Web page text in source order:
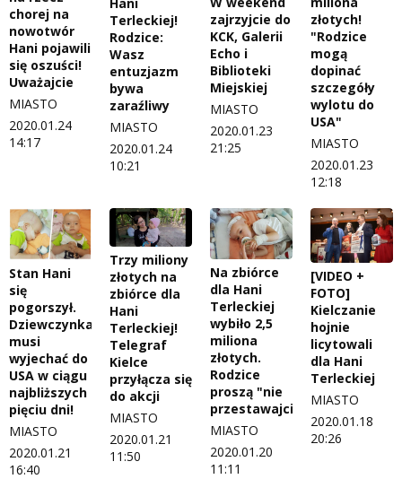
chorej na
nowotwór
Hani pojawili
się oszuści!
Uważajcie
MIASTO
2020.01.24
14:17
Terleckiej!
Rodzice:
Wasz
entuzjazm
bywa
zaraźliwy
MIASTO
2020.01.24
10:21
zajrzyjcie do
KCK, Galerii
Echo i
Biblioteki
Miejskiej
MIASTO
2020.01.23
21:25
złotych!
"Rodzice
mogą
dopinać
szczegóły
wylotu do
USA"
MIASTO
2020.01.23
12:18
Stan Hani
się
pogorszył.
Dziewczynka
musi
wyjechać do
USA w ciągu
najbliższych
pięciu dni!
MIASTO
2020.01.21
16:40
Trzy miliony
złotych na
zbiórce dla
Hani
Terleckiej!
Telegraf
Kielce
przyłącza się
do akcji
MIASTO
2020.01.21
11:50
Na zbiórce
dla Hani
Terleckiej
wybiło 2,5
miliona
złotych.
Rodzice
proszą "nie
przestawajcie"
MIASTO
2020.01.20
11:11
[VIDEO +
FOTO]
Kielczanie
hojnie
licytowali
dla Hani
Terleckiej
MIASTO
2020.01.18
20:26